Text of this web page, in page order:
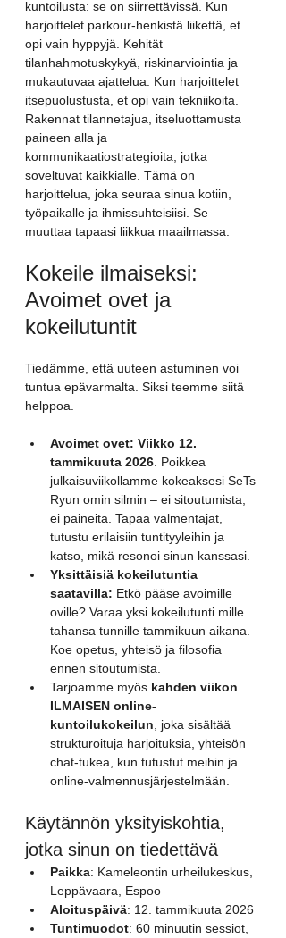
kuntoilusta: se on siirrettävissä. Kun
harjoittelet parkour-henkistä liikettä, et
opi vain hyppyjä. Kehität
tilanhahmotuskykyä, riskinarviointia ja
mukautuvaa ajattelua. Kun harjoittelet
itsepuolustusta, et opi vain tekniikoita.
Rakennat tilannetajua, itseluottamusta
paineen alla ja
kommunikaatiostrategioita, jotka
soveltuvat kaikkialle. Tämä on
harjoittelua, joka seuraa sinua kotiin,
työpaikalle ja ihmissuhteisiisi. Se
muuttaa tapaasi liikkua maailmassa.
Kokeile ilmaiseksi:
Avoimet ovet ja
kokeilutuntit
Tiedämme, että uuteen astuminen voi
tuntua epävarmalta. Siksi teemme siitä
helppoa.
Avoimet ovet: Viikko 12.
tammikuuta 2026 . Poikkea
julkaisuviikollamme kokeaksesi SeTs
Ryun omin silmin – ei sitoutumista,
ei paineita. Tapaa valmentajat,
tutustu erilaisiin tuntityyleihin ja
katso, mikä resonoi sinun kanssasi.
Yksittäisiä kokeilutuntia
saatavilla: Etkö pääse avoimille
oville? Varaa yksi kokeilutunti mille
tahansa tunnille tammikuun aikana.
Koe opetus, yhteisö ja filosofia
ennen sitoutumista.
Tarjoamme myös kahden viikon
ILMAISEN online-
kuntoilukokeilun , joka sisältää
strukturoituja harjoituksia, yhteisön
chat-tukea, kun tutustut meihin ja
online-valmennusjärjestelmään.
Käytännön yksityiskohtia,
jotka sinun on tiedettävä
Paikka: Kameleontin urheilukeskus,
Leppävaara, Espoo
Aloituspäivä: 12. tammikuuta 2026
Tuntimuodot: 60 minuutin sessiot,